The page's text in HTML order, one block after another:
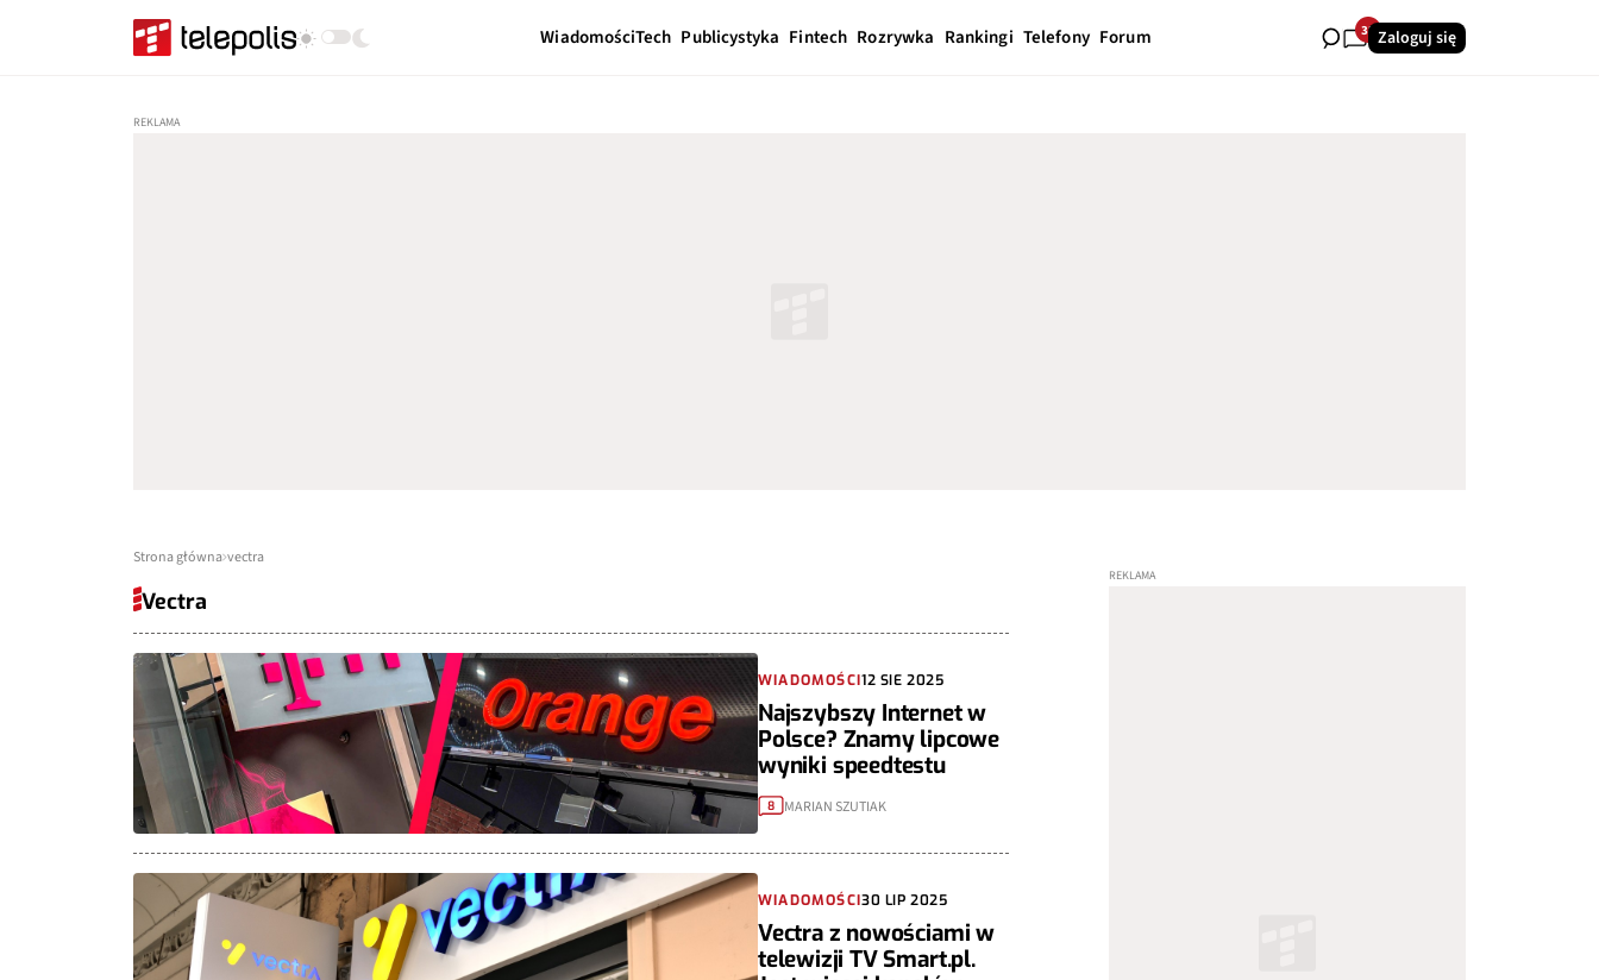
WiadomościTech Publicystyka Fintech Rozrywka Rankingi Telefony Forum 32Zaloguj się
Strona główna vectra
Vectra
WIADOMOŚCI12 SIE 2025
Najszybszy Internet w
Polsce? Znamy lipcowe
wyniki speedtestu
8 MARIAN SZUTIAK
WIADOMOŚCI30 LIP 2025
Vectra z nowościami w
telewizji TV Smart.pl.